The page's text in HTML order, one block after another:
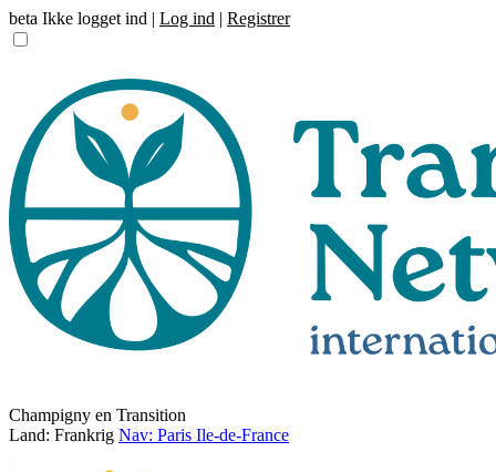
beta Ikke logget ind | Log ind | Registrer
Champigny en Transition
Land: Frankrig Nav: Paris Ile-de-France